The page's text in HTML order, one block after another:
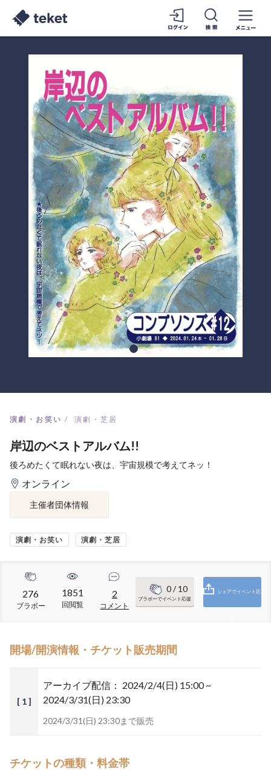
演劇・お笑い 演劇・芝居
岸辺のベストアルバム!!
後ろめたくて眠れない夜は、宇宙規模で考えてネッ！
オンライン
主催者団体情報
演劇・お笑い 演劇・芝居
276
ブラボー
1851
回閲覧
2
コメント
0/ 10
ブラボーでイベント応援
シェアでイベント応
開場/開演情報・チケット販売期間
[ 1 ]
アーカイブ配信： 2024/2/4(日) 15:00 ~
2024/3/31(日) 23:30
2024/3/31(日) 23:30まで販売
チケットの種類・料金帯